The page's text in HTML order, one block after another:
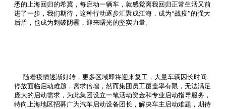
悉的上海回归的希冀，每启动一辆车，就感觉离我回归正常生活又前
进了一步，我们期待，这种行动逐步汇聚成江海，成为“战疫”的强大
后盾，也成为刺破阴霾，迎来曙光的坚实力量。
随着疫情逐渐好转，更多区域即将迎来复工，大量车辆因长时间
停放面临启动难题，需求倍增，然而集团员工覆盖率有限，无法满足
庞大的启动需求，为此集团设立一笔活动资金和专业启动指导服务，
特向上海地区招募广为汽车启动设备团长，解决车主启动难题，期待